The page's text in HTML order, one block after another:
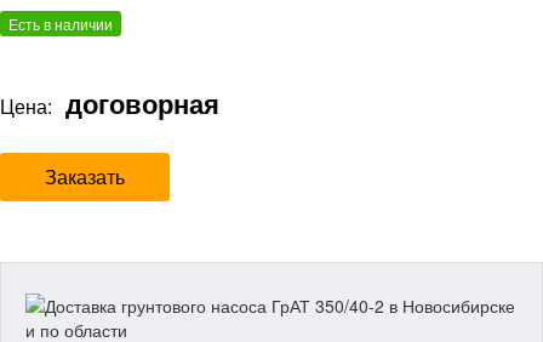
Есть в наличии
Цена: договорная
Заказать